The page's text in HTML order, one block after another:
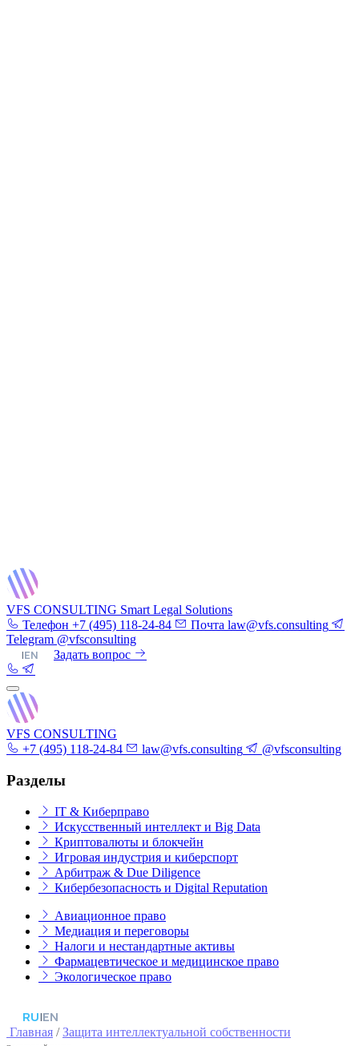
VFS CONSULTING Smart Legal Solutions
Телефон +7 (495) 118-24-84 Почта law@vfs.consulting
Telegram @vfsconsulting
|EN Задать вопрос
VFS CONSULTING
+7 (495) 118-24-84
law@vfs.consulting @vfsconsulting
Разделы
IT & Киберправо
Искусственный интеллект и Big Data
Криптовалюты и блокчейн
Игровая индустрия и киберспорт
Арбитраж & Due Diligence
Кибербезопасность и Digital Reputation
Авиационное право
Медиация и переговоры
Налоги и нестандартные активы
Фармацевтическое и медицинское право
Экологическое право
RU|EN
Главная /Защита интеллектуальной собственности